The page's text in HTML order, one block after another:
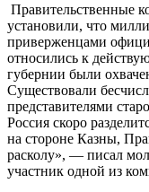
Правительственные
установили, что
приверженцами
относились к
губернии были
Существовали
представителями
Россия скоро
на стороне Казны,
расколу», — писал
участник одной из